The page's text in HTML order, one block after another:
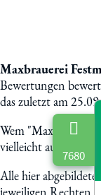
Maxbrauerei
Bewertungen
das zuletzt am
Wem "Maxbrauerei
vielleicht auch:
Alle hier
7680